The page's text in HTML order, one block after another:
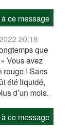
ce message
20:18
que
Vous avez
rouge ! Sans
été liquidé,
d’un mois.
ce message